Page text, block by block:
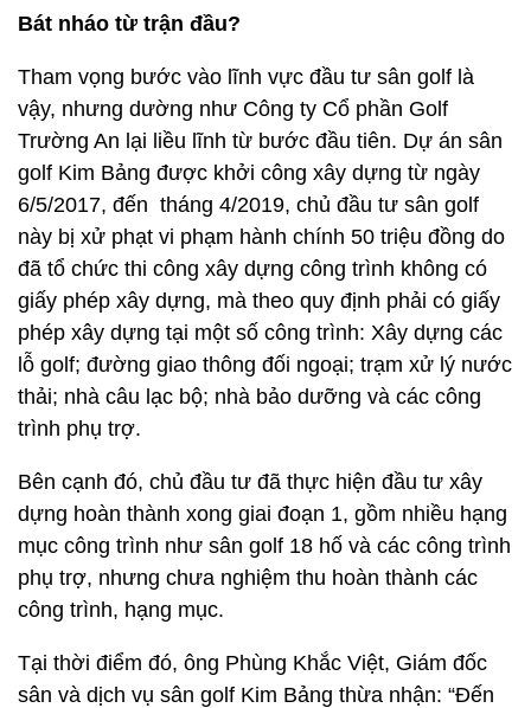
Bát nháo từ trận đầu?
Tham vọng bước vào lĩnh vực đầu tư sân golf là
vậy, nhưng dường như Công ty Cổ phần Golf
Trường An lại liều lĩnh từ bước đầu tiên. Dự án sân
golf Kim Bảng được khởi công xây dựng từ ngày
6/5/2017, đến tháng 4/2019, chủ đầu tư sân golf
này bị xử phạt vi phạm hành chính 50 triệu đồng do
đã tổ chức thi công xây dựng công trình không có
giấy phép xây dựng, mà theo quy định phải có giấy
phép xây dựng tại một số công trình: Xây dựng các
lỗ golf; đường giao thông đối ngoại; trạm xử lý nước
thải; nhà câu lạc bộ; nhà bảo dưỡng và các công
trình phụ trợ.
Bên cạnh đó, chủ đầu tư đã thực hiện đầu tư xây
dựng hoàn thành xong giai đoạn 1, gồm nhiều hạng
mục công trình như sân golf 18 hố và các công trình
phụ trợ, nhưng chưa nghiệm thu hoàn thành các
công trình, hạng mục.
Tại thời điểm đó, ông Phùng Khắc Việt, Giám đốc
sân và dịch vụ sân golf Kim Bảng thừa nhận: “Đến